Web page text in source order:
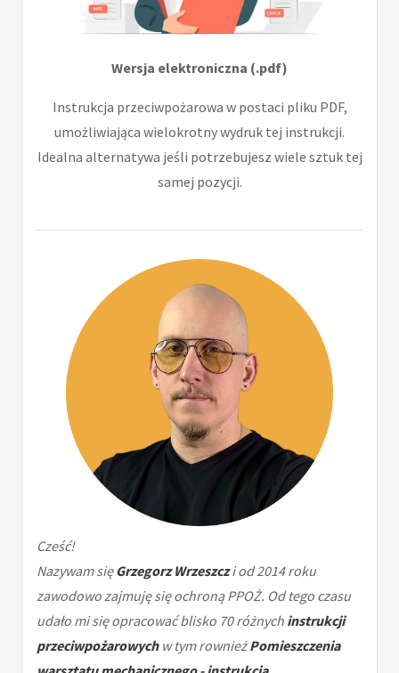
Wersja elektroniczna (.pdf)
Instrukcja przeciwpożarowa w postaci pliku PDF,
umożliwiająca wielokrotny wydruk tej instrukcji.
Idealna alternatywa jeśli potrzebujesz wiele sztuk tej
samej pozycji.
Cześć!
Nazywam sięGrzegorz Wrzeszczi od 2014 roku
zawodowo zajmuję się ochroną PPOŻ. Od tego czasu
udało mi się opracować blisko 70 różnych instrukcji
przeciwpożarowychw tym rownieżPomieszczenia